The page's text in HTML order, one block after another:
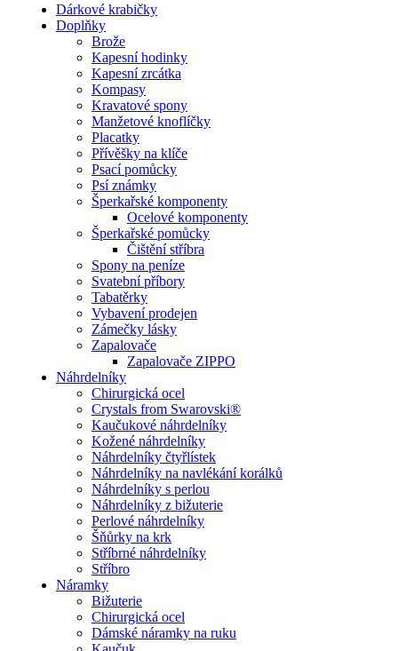
Dárkové krabičky
Doplňky
Brože
Kapesní hodinky
Kapesní zrcátka
Kompasy
Kravatové spony
Manžetové knoflíčky
Placatky
Přívěšky na klíče
Psací pomůcky
Psí známky
Šperkařské komponenty
Ocelové komponenty
Šperkařské pomůcky
Čištění stříbra
Spony na peníze
Svatební příbory
Tabatěrky
Vybavení prodejen
Zámečky lásky
Zapalovače
Zapalovače ZIPPO
Náhrdelníky
Chirurgická ocel
Crystals from Swarovski®
Kaučukové náhrdelníky
Kožené náhrdelníky
Náhrdelníky čtyřlístek
Náhrdelníky na navlékání korálků
Náhrdelníky s perlou
Náhrdelníky z bižuterie
Perlové náhrdelníky
Šňůrky na krk
Stříbrné náhrdelníky
Stříbro
Náramky
Bižuterie
Chirurgická ocel
Dámské náramky na ruku